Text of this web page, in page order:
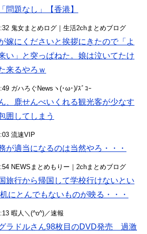
問題なし」【香港】
鬼女まとめログ｜生活2chまとめブログ
嫁にくださいと挨拶にきたので「よ
い」と突っぱねた。娘は泣いてたけ
来るやろｗ
ガハろぐNewsヽ(･ω･)/ｽﾞｺｰ
、鹿せんべいくれる観光客が少なす
囲してしまう
流速VIP
が適当になるのは当然やろ・・・
NEWSまとめもりー｜2chまとめブログ
旅行から帰国して学校行けないとい
にとんでもないものが映る・・・
暇人＼(^o^)／速報
グラドルさん98枚目のDVD発売 過激